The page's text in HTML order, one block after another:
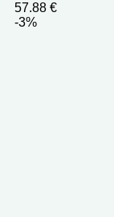
57.88 €
-3%